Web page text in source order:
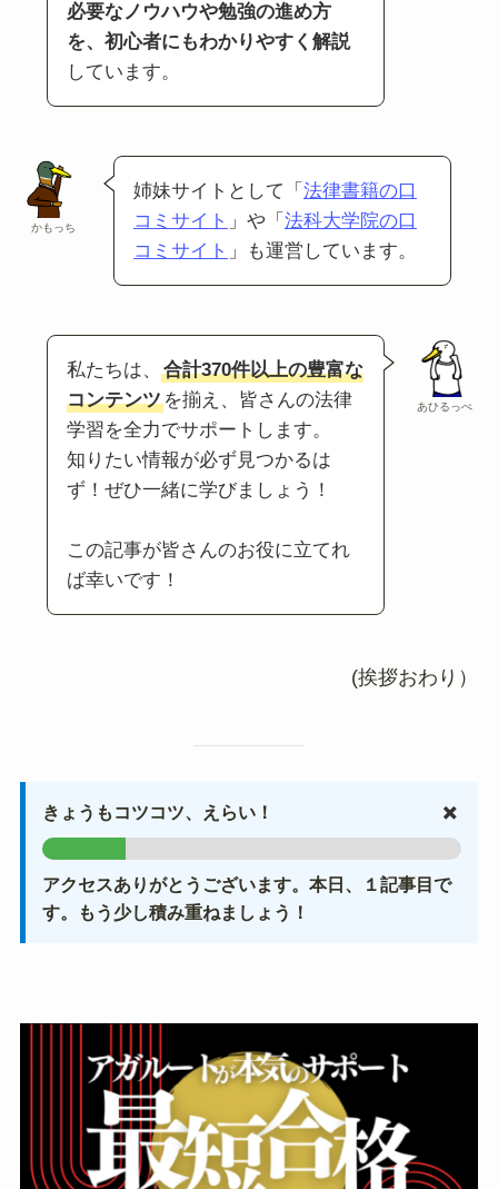
必要なノウハウや勉強の進め方
を、初心者にもわかりやすく解説
しています。
かもっち
姉妹サイトとして「 法律書籍の口
コミサイト 」や「 法科大学院の口
コミサイト 」も運営しています。
あひるっぺ
私たちは、
合計370件以上の豊富な
コンテンツを揃え、皆さんの法律
学習を全力でサポートします。
知りたい情報が必ず見つかるは
ず！ぜひ一緒に学びましょう！
この記事が皆さんのお役に立てれ
ば幸いです！
(挨拶おわり）
きょうもコツコツ、えらい！
アクセスありがとうございます。本日、１記事目で
す。もう少し積み重ねましょう！
✖️